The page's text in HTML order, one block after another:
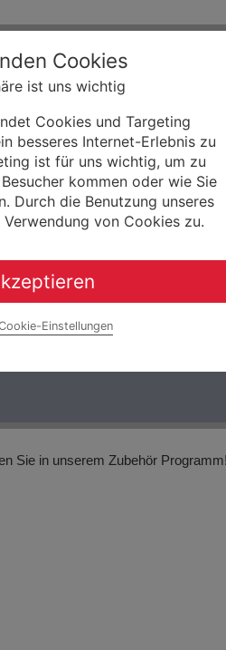
Sie in unserem Zubehör
Cookies
ist uns wichtig
Cookies und Targeting
besseres Internet-Erlebnis zu
ist für uns wichtig, um zu
kommen oder wie Sie
Durch die Benutzung unseres
von Cookies zu.
Einstellungen